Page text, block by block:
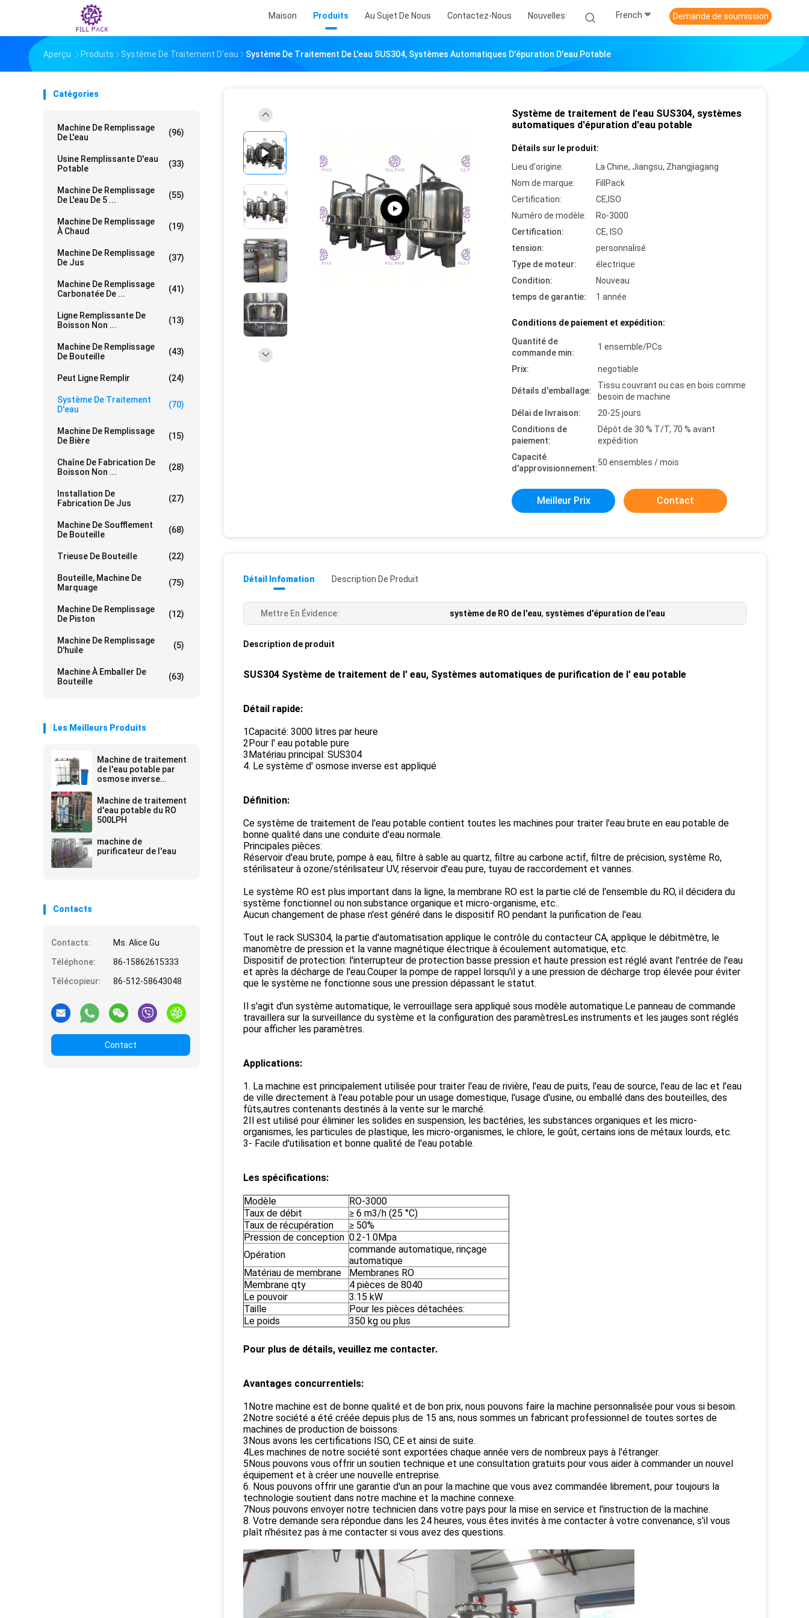
Maison Produits Au Sujet De Nous Contactez-Nous Nouvelles French Demande de soumission
Aperçu Produits Système De Traitement D'eau Système De Traitement De L'eau SUS304, Systèmes Automatiques D'épuration D'eau Potable
Catégories
Machine De Remplissage
De L'eau
(96)
Usine Remplissante D'eau
Potable
(33)
Machine De Remplissage
De L'eau De 5 ...
(55)
Machine De Remplissage
À Chaud
(19)
Machine De Remplissage
De Jus
(37)
Machine De Remplissage
Carbonatée De ...
(41)
Ligne Remplissante De
Boisson Non ...
(13)
Machine De Remplissage
De Bouteille
(43)
Peut Ligne Remplir (24)
Système De Traitement
D'eau
(70)
Machine De Remplissage
De Bière
(15)
Chaîne De Fabrication De
Boisson Non ...
(28)
Installation De
Fabrication De Jus
(27)
Machine De Soufflement
De Bouteille
(68)
Trieuse De Bouteille (22)
Bouteille, Machine De
Marquage
(75)
Machine De Remplissage
De Piston
(12)
Machine De Remplissage
D'huile
(5)
Machine À Emballer De
Bouteille
(63)
Les Meilleurs Produits
Machine de traitement
de l'eau potable par
osmose inverse
Machine de traitement
d'eau potable du RO
500LPH
machine de
purificateur de l'eau
Contacts
Contacts:
Ms. Alice Gu
Téléphone:
86-15862615333
Télécopieur:
86-512-58643048
Contact
Système de traitement de l'eau SUS304, systèmes
automatiques d'épuration d'eau potable
Détails sur le produit:
Lieu d'origine:
La Chine, Jiangsu, Zhangjiagang
Nom de marque:
FillPack
Certification:
CE,ISO
Numéro de modèle:
Ro-3000
Certification:
CE, ISO
tension:
personnalisé
Type de moteur:
électrique
Condition:
Nouveau
temps de garantie:
1 année
Conditions de paiement et expédition:
Quantité de
commande min:
1 ensemble/PCs
Prix: negotiable
Détails d'emballage:
Tissu couvrant ou cas en bois comme
besoin de machine
Délai de livraison:
20-25 jours
Conditions de
paiement:
Dépôt de 30 % T/T, 70 % avant
expédition
Capacité
d'approvisionnement:
50 ensembles / mois
Meilleur Prix Contact
Détail Infomation Description De Produit
Mettre En Évidence: système de RO de l'eau, systèmes d'épuration de l'eau
Description de produit
SUS304 Système de traitement de l' eau, Systèmes automatiques de purification de l' eau potable
Détail rapide:
1Capacité: 3000 litres par heure
2Pour l' eau potable pure
3Matériau principal: SUS304
4. Le système d' osmose inverse est appliqué
Définition:
Ce système de traitement de l'eau potable contient toutes les machines pour traiter l'eau brute en eau potable de
bonne qualité dans une conduite d'eau normale.
Principales pièces:
Réservoir d'eau brute, pompe à eau, filtre à sable au quartz, filtre au carbone actif, filtre de précision, système Ro,
stérilisateur à ozone/stérilisateur UV, réservoir d'eau pure, tuyau de raccordement et vannes.
Le système RO est plus important dans la ligne, la membrane RO est la partie clé de l'ensemble du RO, il décidera du
système fonctionnel ou non.substance organique et micro-organisme, etc..
Aucun changement de phase n'est généré dans le dispositif RO pendant la purification de l'eau.
Tout le rack SUS304, la partie d'automatisation applique le contrôle du contacteur CA, applique le débitmètre, le
manomètre de pression et la vanne magnétique électrique à écoulement automatique, etc.
Dispositif de protection: l'interrupteur de protection basse pression et haute pression est réglé avant l'entrée de l'eau
et après la décharge de l'eau.Couper la pompe de rappel lorsqu'il y a une pression de décharge trop élevée pour éviter
que le système ne fonctionne sous une pression dépassant le statut.
Il s'agit d'un système automatique, le verrouillage sera appliqué sous modèle automatique.Le panneau de commande
travaillera sur la surveillance du système et la configuration des paramètresLes instruments et les jauges sont réglés
pour afficher les paramètres.
Applications:
1. La machine est principalement utilisée pour traiter l'eau de rivière, l'eau de puits, l'eau de source, l'eau de lac et l'eau
de ville directement à l'eau potable pour un usage domestique, l'usage d'usine, ou emballé dans des bouteilles, des
fûts,autres contenants destinés à la vente sur le marché.
2Il est utilisé pour éliminer les solides en suspension, les bactéries, les substances organiques et les micro-
organismes, les particules de plastique, les micro-organismes, le chlore, le goût, certains ions de métaux lourds, etc.
3- Facile d'utilisation et bonne qualité de l'eau potable.
Les spécifications:
Modèle
RO-3000
Taux de débit
≥ 6 m3/h (25 °C)
Taux de récupération
≥ 50%
Pression de conception 0.2-1.0Mpa
Opération
commande automatique, rinçage
automatique
Matériau de membrane
Membranes RO
Membrane qty
4 pièces de 8040
Le pouvoir
3.15 kW
Taille
Pour les pièces détachées:
Le poids
350 kg ou plus
Pour plus de détails, veuillez me contacter.
Avantages concurrentiels:
1Notre machine est de bonne qualité et de bon prix, nous pouvons faire la machine personnalisée pour vous si besoin.
2Notre société a été créée depuis plus de 15 ans, nous sommes un fabricant professionnel de toutes sortes de
machines de production de boissons.
3Nous avons les certifications ISO, CE et ainsi de suite.
4Les machines de notre société sont exportées chaque année vers de nombreux pays à l'étranger.
5Nous pouvons vous offrir un soutien technique et une consultation gratuits pour vous aider à commander un nouvel
équipement et à créer une nouvelle entreprise.
6. Nous pouvons offrir une garantie d'un an pour la machine que vous avez commandée librement, pour toujours la
technologie soutient dans notre machine et la machine connexe.
7Nous pouvons envoyer notre technicien dans votre pays pour la mise en service et l'instruction de la machine.
8. Votre demande sera répondue dans les 24 heures, vous êtes invités à me contacter à votre convenance, s'il vous
plaît n'hésitez pas à me contacter si vous avez des questions.